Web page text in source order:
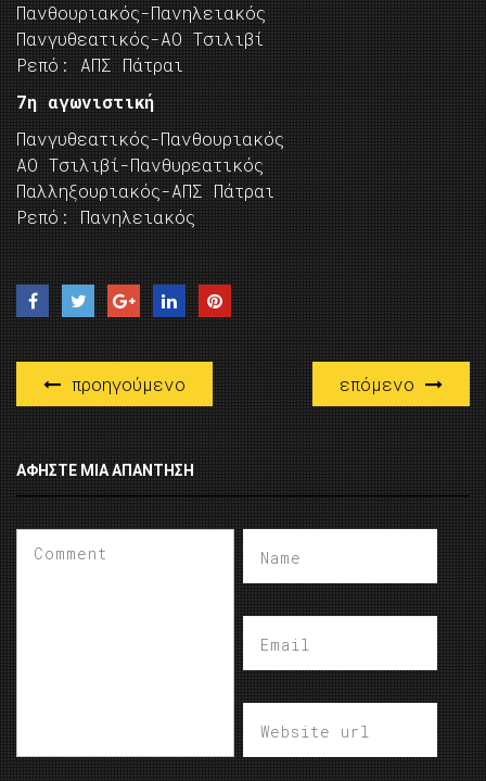
Πανθουριακός-Πανηλειακός
Πανγυθεατικός-ΑΟ Τσιλιβί
Ρεπό: ΑΠΣ Πάτραι
7η αγωνιστική
Πανγυθεατικός-Πανθουριακός
ΑΟ Τσιλιβί-Πανθυρεατικός
Παλληξουριακός-ΑΠΣ Πάτραι
Ρεπό: Πανηλειακός
προηγούμενο επόμενο
ΑΦΉΣΤΕ ΜΙΑ ΑΠΆΝΤΗΣΗ